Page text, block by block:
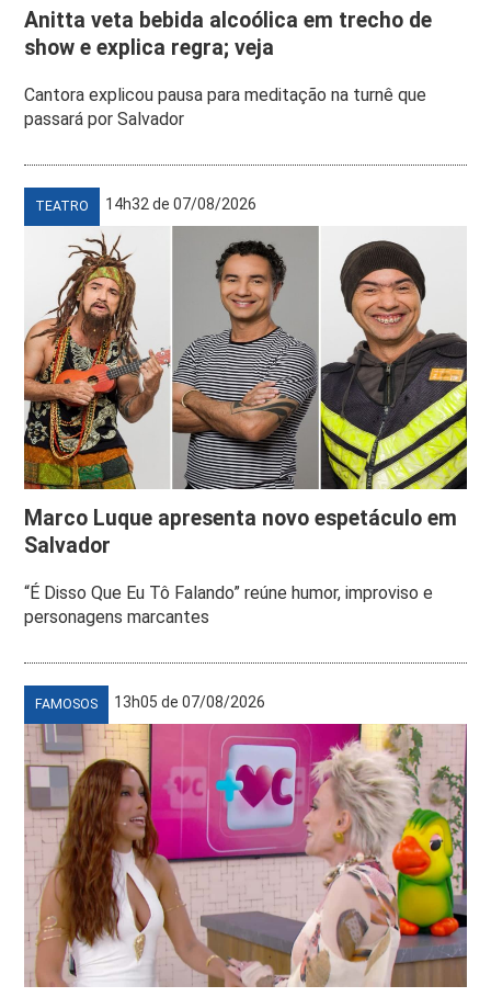
Anitta veta bebida alcoólica em trecho de
show e explica regra; veja
Cantora explicou pausa para meditação na turnê que
passará por Salvador
TEATRO 14h32 de 07/08/2026
Marco Luque apresenta novo espetáculo em
Salvador
“É Disso Que Eu Tô Falando” reúne humor, improviso e
personagens marcantes
FAMOSOS 13h05 de 07/08/2026